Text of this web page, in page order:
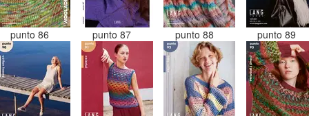
punto 86 punto 87 punto 88 punto 89